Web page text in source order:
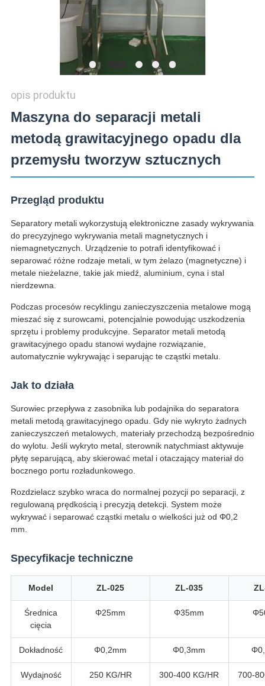
opis produktu
Maszyna do separacji metali
metodą grawitacyjnego opadu dla
przemysłu tworzyw sztucznych
Przegląd produktu
Separatory metali wykorzystują elektroniczne zasady wykrywania
do precyzyjnego wykrywania metali magnetycznych i
niemagnetycznych. Urządzenie to potrafi identyfikować i
separować różne rodzaje metali, w tym żelazo (magnetyczne) i
metale nieżelazne, takie jak miedź, aluminium, cyna i stal
nierdzewna.
Podczas procesów recyklingu zanieczyszczenia metalowe mogą
mieszać się z surowcami, potencjalnie powodując uszkodzenia
sprzętu i problemy produkcyjne. Separator metali metodą
grawitacyjnego opadu stanowi wydajne rozwiązanie,
automatycznie wykrywając i separując te cząstki metalu.
Jak to działa
Surowiec przepływa z zasobnika lub podajnika do separatora
metali metodą grawitacyjnego opadu. Gdy nie wykryto żadnych
zanieczyszczeń metalowych, materiały przechodzą bezpośrednio
do wylotu. Jeśli wykryto metal, sterownik natychmiast aktywuje
płytę separującą, aby skierować metal i otaczający materiał do
bocznego portu rozładunkowego.
Rozdzielacz szybko wraca do normalnej pozycji po separacji, z
regulowaną prędkością i precyzją detekcji. System może
wykrywać i separować cząstki metalu o wielkości już od Φ0,2
mm.
Specyfikacje techniczne
Model ZL-025 ZL-035
Średnica
cięcia
Φ25mm Φ35mm
Dokładność Φ0,2mm Φ0,3mm
Wydajność 250 KG/HR 300-400 KG/HR 700-